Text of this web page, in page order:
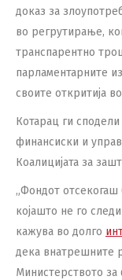
доказ за
во регрутирање,
транспарентно
парламентарните
своите откритија
Котарац ги
финансиски и
Коалицијата за
„Фондот
којашто не го
кажува во долго
дека внатрешните
Министерството